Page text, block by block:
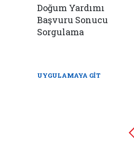
Doğum Yardımı
Başvuru Sonucu
Sorgulama
UYGULAMAYA GİT